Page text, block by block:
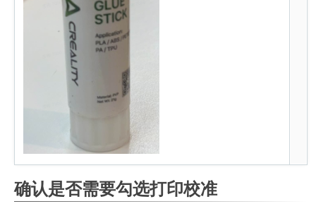
确认是否需要勾选打印校准